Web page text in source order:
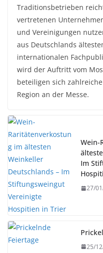
Traditionsbetrieben
vertretenen
und Vereinigungen
aus Deutschlands
internationalen
wird der Auftritt vom
beteiligen sich
Region an der Messe.
Wein-
Im
27/
25/